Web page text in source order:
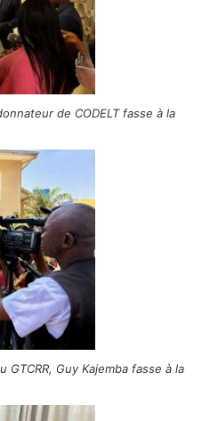
de CODELT fasse à la
Guy Kajemba fasse à la